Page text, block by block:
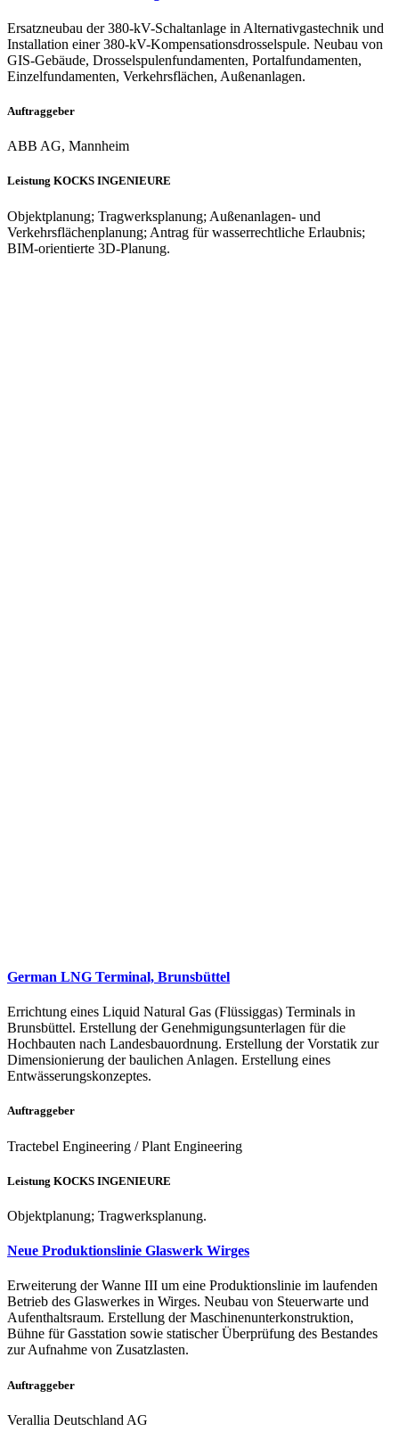
Ersatzneubau der 380-kV-Schaltanlage in Alternativgastechnik und
Installation einer 380-kV-Kompensationsdrosselspule. Neubau von
GIS-Gebäude, Drosselspulenfundamenten, Portalfundamenten,
Einzelfundamenten, Verkehrsflächen, Außenanlagen.
Auftraggeber
ABB AG, Mannheim
Leistung KOCKS INGENIEURE
Objektplanung; Tragwerksplanung; Außenanlagen- und
Verkehrsflächenplanung; Antrag für wasserrechtliche Erlaubnis;
BIM-orientierte 3D-Planung.
German LNG Terminal, Brunsbüttel
Errichtung eines Liquid Natural Gas (Flüssiggas) Terminals in
Brunsbüttel. Erstellung der Genehmigungsunterlagen für die
Hochbauten nach Landesbauordnung. Erstellung der Vorstatik zur
Dimensionierung der baulichen Anlagen. Erstellung eines
Entwässerungskonzeptes.
Auftraggeber
Tractebel Engineering / Plant Engineering
Leistung KOCKS INGENIEURE
Objektplanung; Tragwerksplanung.
Neue Produktionslinie Glaswerk Wirges
Erweiterung der Wanne III um eine Produktionslinie im laufenden
Betrieb des Glaswerkes in Wirges. Neubau von Steuerwarte und
Aufenthaltsraum. Erstellung der Maschinenunterkonstruktion,
Bühne für Gasstation sowie statischer Überprüfung des Bestandes
zur Aufnahme von Zusatzlasten.
Auftraggeber
Verallia Deutschland AG